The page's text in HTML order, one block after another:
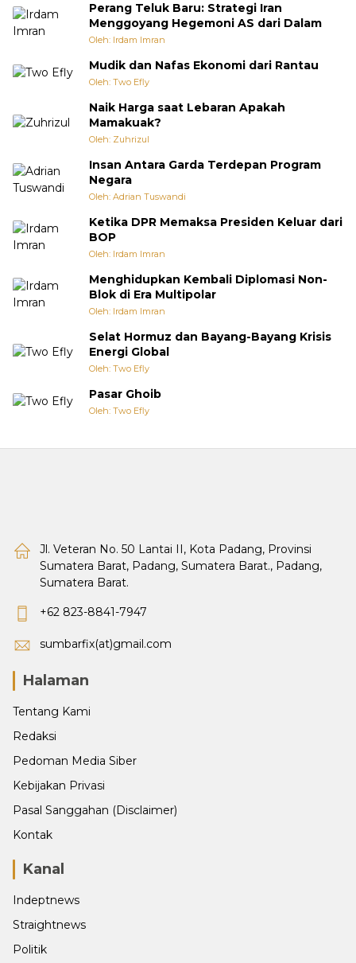
Perang Teluk Baru: Strategi Iran
Menggoyang Hegemoni AS dari Dalam
Oleh: Irdam Imran
Mudik dan Nafas Ekonomi dari Rantau
Oleh: Two Efly
Naik Harga saat Lebaran Apakah
Mamakuak?
Oleh: Zuhrizul
Insan Antara Garda Terdepan Program
Negara
Oleh: Adrian Tuswandi
Ketika DPR Memaksa Presiden Keluar dari
BOP
Oleh: Irdam Imran
Menghidupkan Kembali Diplomasi Non-
Blok di Era Multipolar
Oleh: Irdam Imran
Selat Hormuz dan Bayang-Bayang Krisis
Energi Global
Oleh: Two Efly
Pasar Ghoib
Oleh: Two Efly
Jl. Veteran No. 50 Lantai II, Kota Padang, Provinsi
Sumatera Barat, Padang, Sumatera Barat., Padang,
Sumatera Barat.
+62 823-8841-7947
sumbarfix(at)gmail.com
Halaman
Tentang Kami
Redaksi
Pedoman Media Siber
Kebijakan Privasi
Pasal Sanggahan (Disclaimer)
Kontak
Kanal
Indeptnews
Straightnews
Politik